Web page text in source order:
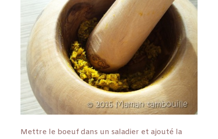
Mettre le boeuf dans un saladier et ajouté la